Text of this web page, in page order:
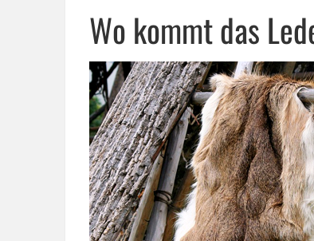
Wo kommt das